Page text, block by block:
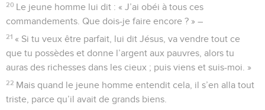
20 Le jeune homme lui dit : « J’ai obéi à tous ces
commandements. Que dois-je faire encore ? » –
21 « Si tu veux être parfait, lui dit Jésus, va vendre tout ce
que tu possèdes et donne l’argent aux pauvres, alors tu
auras des richesses dans les cieux ; puis viens et suis-moi. »
22 Mais quand le jeune homme entendit cela, il s’en alla tout
triste, parce qu’il avait de grands biens.